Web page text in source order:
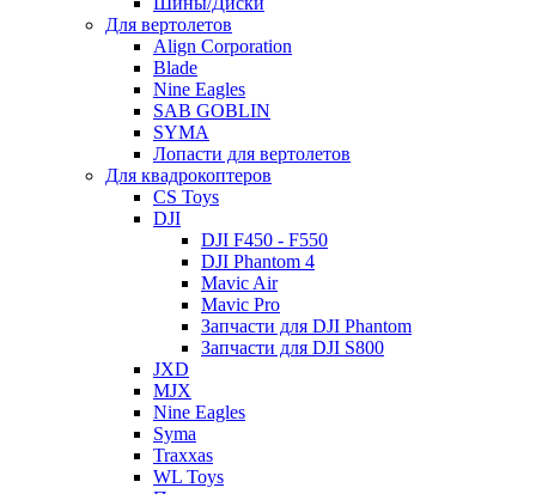
Для вертолетов
Align Corporation
Blade
Nine Eagles
SAB GOBLIN
SYMA
Лопасти для вертолетов
Для квадрокоптеров
CS Toys
DJI
DJI F450 - F550
DJI Phantom 4
Mavic Air
Mavic Pro
Запчасти для DJI Phantom
Запчасти для DJI S800
JXD
MJX
Nine Eagles
Syma
Traxxas
WL Toys